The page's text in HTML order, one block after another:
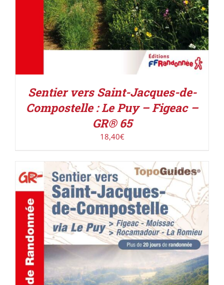
Sentier vers Saint-Jacques-de-
Compostelle : Le Puy – Figeac –
GR® 65
18,40€